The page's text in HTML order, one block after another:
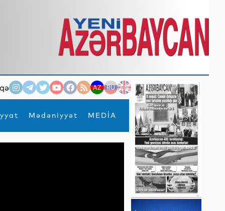
AZ RU EN
Mədəniyyət MEDİA
×